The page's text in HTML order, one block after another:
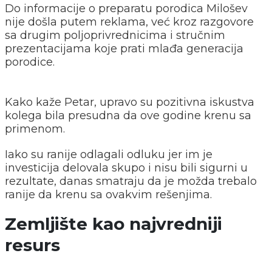
Do informacije o preparatu porodica Milošev
nije došla putem reklama, već kroz razgovore
sa drugim poljoprivrednicima i stručnim
prezentacijama koje prati mlađa generacija
porodice.
Kako kaže Petar, upravo su pozitivna iskustva
kolega bila presudna da ove godine krenu sa
primenom.
Iako su ranije odlagali odluku jer im je
investicija delovala skupo i nisu bili sigurni u
rezultate, danas smatraju da je možda trebalo
ranije da krenu sa ovakvim rešenjima.
Zemljište kao najvredniji
resurs